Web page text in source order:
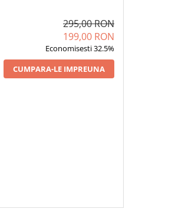
295,00 RON
199,00 RON
Economisesti 32.5%
CUMPARA-LE IMPREUNA